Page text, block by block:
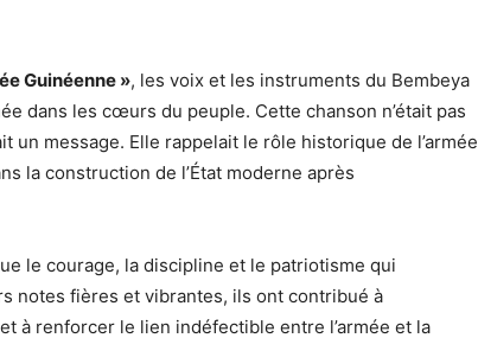
Guinéenne », les voix et les instruments du Bembeya
dans les cœurs du peuple. Cette chanson n’était pas
un message. Elle rappelait le rôle historique de l’armée
la construction de l’État moderne après
le courage, la discipline et le patriotisme qui
notes fières et vibrantes, ils ont contribué à
à renforcer le lien indéfectible entre l’armée et la